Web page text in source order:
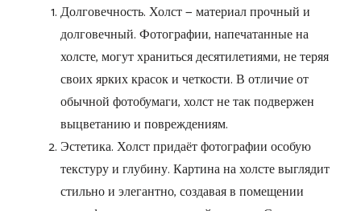
Долговечность. Холст — материал прочный и
долговечный. Фотографии, напечатанные на
холсте, могут храниться десятилетиями, не теряя
своих ярких красок и четкости. В отличие от
обычной фотобумаги, холст не так подвержен
выцветанию и повреждениям.
Эстетика. Холст придаёт фотографии особую
текстуру и глубину. Картина на холсте выглядит
стильно и элегантно, создавая в помещении